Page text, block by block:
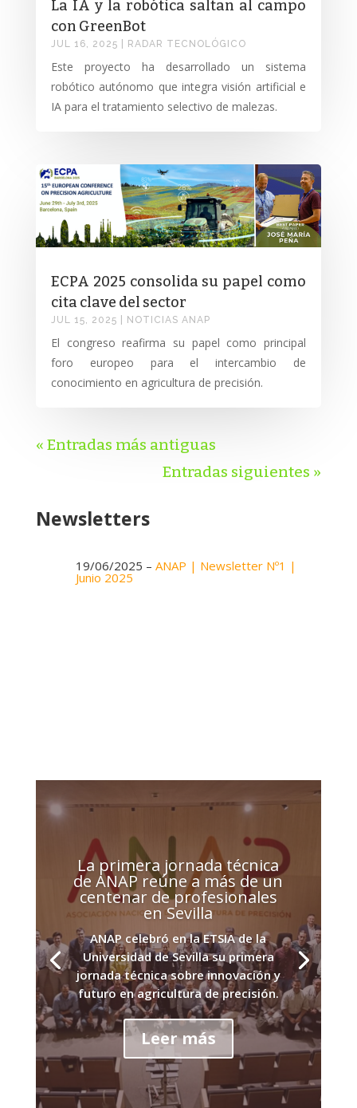
La IA y la robótica saltan al campo
con GreenBot
JUL 16, 2025 RADAR TECNOLÓGICO
Este proyecto ha desarrollado un sistema
robótico autónomo que integra visión artificial e
IA para el tratamiento selectivo de malezas.
ECPA 2025 consolida su papel como
cita clave del sector
JUL 15, 2025 NOTICIAS ANAP
El congreso reafirma su papel como principal
foro europeo para el intercambio de
conocimiento en agricultura de precisión.
« Entradas más antiguas
Entradas siguientes »
Newsletters
19/06/2025 – ANAP | Newsletter Nº1 |
Junio 2025
La primera jornada técnica
de ANAP reúne a más de un
centenar de profesionales
en Sevilla
ANAP celebró en la ETSIA de la
Universidad de Sevilla su primera
jornada técnica sobre innovación y
futuro en agricultura de precisión.
Leer más